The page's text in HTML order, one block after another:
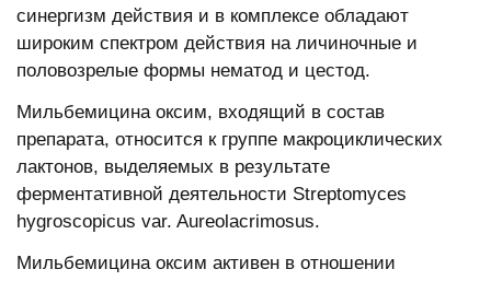
синергизм действия и в комплексе обладают
широким спектром действия на личиночные и
половозрелые формы нематод и цестод.
Мильбемицина оксим, входящий в состав
препарата, относится к группе макроциклических
лактонов, выделяемых в результате
ферментативной деятельности Streptоmyсes
hygrоsсоpiсus var. Aureоlaсrimоsus.
Мильбемицина оксим активен в отношении